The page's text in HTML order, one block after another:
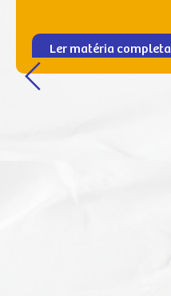
Ler matéria completa